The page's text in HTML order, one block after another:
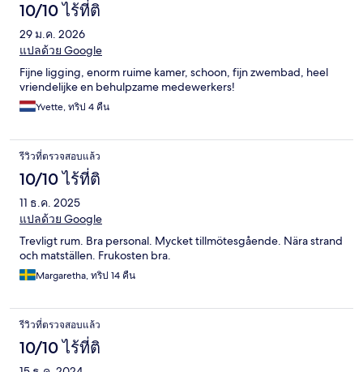
10/10 ไร้ที่ติ
29 ม.ค. 2026
แปลด้วย Google
Fijne ligging, enorm ruime kamer, schoon, fijn zwembad, heel
vriendelijke en behulpzame medewerkers!
Yvette, ทริป 4 คืน
รีวิวที่ตรวจสอบแล้ว
10/10 ไร้ที่ติ
11 ธ.ค. 2025
แปลด้วย Google
Trevligt rum. Bra personal. Mycket tillmötesgående. Nära strand
och matställen. Frukosten bra.
Margaretha, ทริป 14 คืน
รีวิวที่ตรวจสอบแล้ว
10/10 ไร้ที่ติ